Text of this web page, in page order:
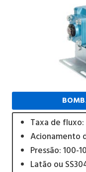
Taxa de fluxo:
Acionamento
Pressão: 100-
Latão ou